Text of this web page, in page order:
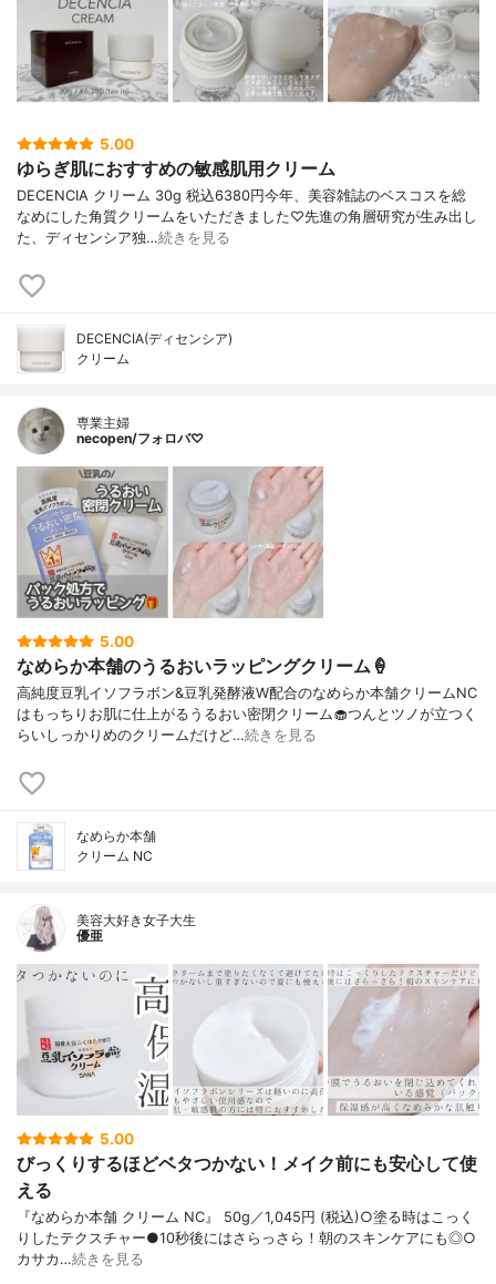
5.00
ゆらぎ肌におすすめの敏感肌用クリーム
DECENCIA クリーム 30g 税込6380円今年、美容雑誌のベスコスを総
なめにした角質クリームをいただきました♡先進の角層研究が生み出し
た、ディセンシア独…続きを見る
DECENCIA(ディセンシア)
クリーム
専業主婦
necopen/フォロバ♡
5.00
なめらか本舗のうるおいラッピングクリーム🍦
高純度豆乳イソフラボン&豆乳発酵液W配合のなめらか本舗クリームNC
はもっちりお肌に仕上がるうるおい密閉クリーム🧁つんとツノが立つく
らいしっかりめのクリームだけど…続きを見る
なめらか本舗
クリーム NC
美容大好き女子大生
優亜
5.00
びっくりするほどベタつかない！メイク前にも安心して使
える
『なめらか本舗 クリーム NC』 50g／1,045円 (税込)○塗る時はこっく
りしたテクスチャー●10秒後にはさらっさら！朝のスキンケアにも◎○
カサカ…続きを見る